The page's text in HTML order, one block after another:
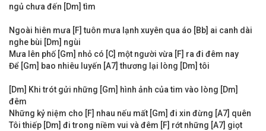
ngủ chưa đến [Dm] tìm
Ngoài hiên mưa [F] tuôn mưa lạnh xuyên qua áo [Bb] ai canh dài
nghe bùi [Dm] ngùi
Mưa lên phố [Gm] nhỏ có [C] một người vừa [F] ra đi đêm nay
Để [Gm] bao nhiêu luyến [A7] thương lại lòng [Dm] tôi
[Dm] Khi trót gửi những [Gm] hình ảnh của tim vào lòng [Dm]
đêm
Những kỷ niệm cho [F] nhau nếu mất [Gm] đi xin đừng [A7] quên
Tôi thiếp [Dm] đi trong niềm vui và đêm [F] rớt những [A7] giọt